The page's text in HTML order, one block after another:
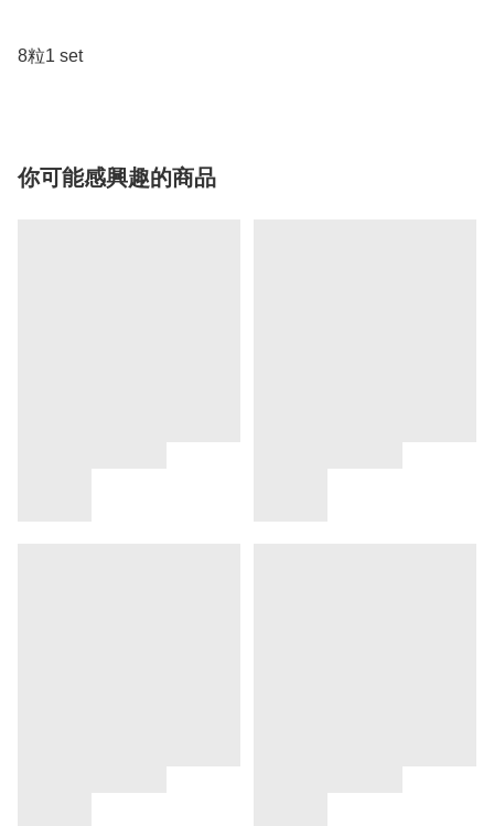
8粒1 set
你可能感興趣的商品